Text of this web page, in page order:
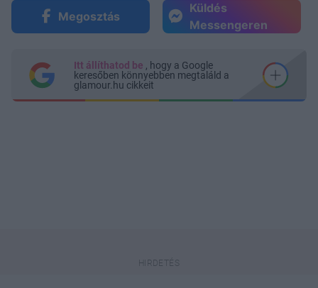
Megosztás
Küldés
Messengeren
Itt állíthatod be , hogy a Google
keresőben könnyebben megtaláld a
glamour.hu cikkeit